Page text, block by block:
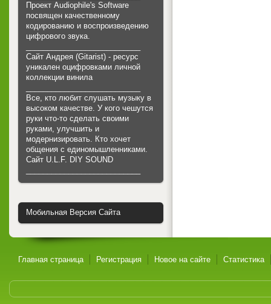
Проект Audiophile's Software
посвящен качественному
кодированию и воспроизведению
цифрового звука.
Сайт Андрея (Gitarist) - ресурс
уникален оцифровками личной
коллекции винила
Все, кто любит слушать музыку в
высоком качестве. У кого чешутся
руки что-то сделать своими
руками, улучшить и
модернизировать. Кто хочет
общения с единомышленниками.
Cайт U.L.F. DIY SOUND
Мобильная Версия Сайта
Главная страница Регистрация Новое на сайте Статистика